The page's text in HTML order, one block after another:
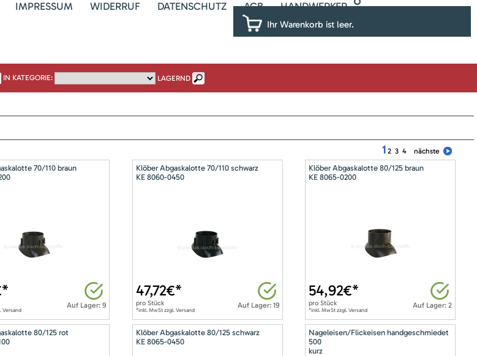
IMPRESSUM WIDERRUF DATENSCHUTZ AGB HANDWERKER
Ihr Warenkorb ist leer.
IN KATEGORIE: LAGERND
1 2 3 4 nächste
70/110 braun
Auf Lager: 9
Versand
Klöber Abgaskalotte 70/110 schwarz
KE 8060-0450
Auf Lager: 19
47,72€*
pro Stück
*inkl. MwSt zzgl. Versand
Klöber Abgaskalotte 80/125 braun
KE 8065-0200
Auf Lager: 2
54,92€*
proStück
*inkl. MwSt zzgl. Versand
80/125 rot
Klöber Abgaskalotte 80/125 schwarz
KE 8065-0450
Nageleisen/Flickeisen handgeschmiedet
500
kurz